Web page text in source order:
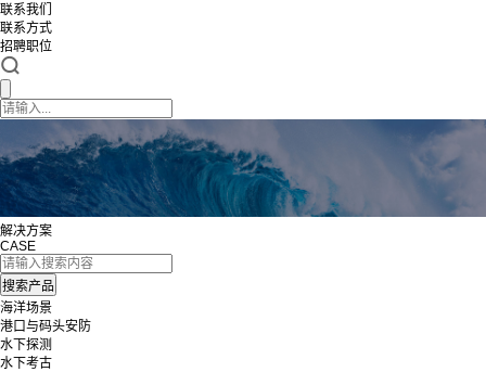
联系我们
联系方式
招聘职位
解决方案
CASE
海洋场景
港口与码头安防
水下探测
水下考古